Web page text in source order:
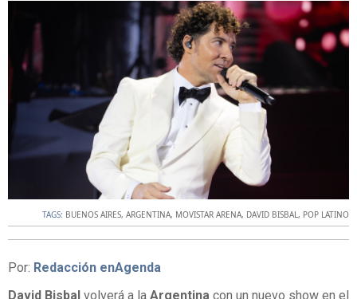
TAGS: BUENOS AIRES, ARGENTINA, MOVISTAR ARENA, DAVID BISBAL, POP LATINO
Por: Redacción enAgenda
David Bisbal volverá a la Argentina con un nuevo show en el